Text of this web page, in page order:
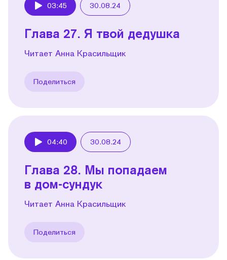
03:45 30.08.24
Глава 27. Я твой дедушка
Читает Анна Красильщик
Поделиться
04:40 30.08.24
Глава 28. Мы попадаем
в дом-сундук
Читает Анна Красильщик
Поделиться